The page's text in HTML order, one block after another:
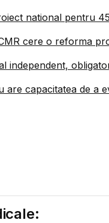
national pentru
cere o reforma
independent,
are capacitatea de a